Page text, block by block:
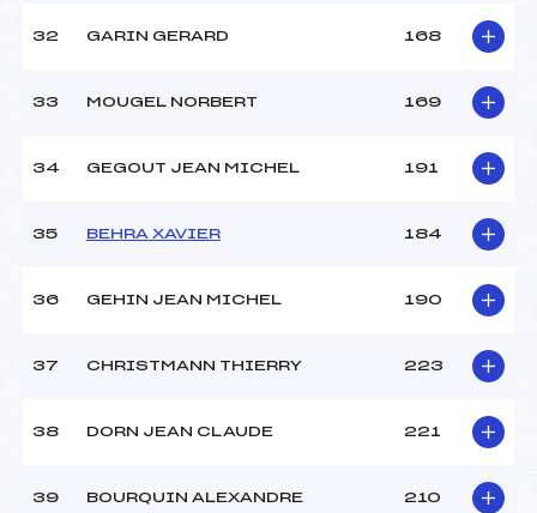
32 GARIN GERARD 168
33 MOUGEL NORBERT 169
34 GEGOUT JEAN MICHEL 191
35 BEHRA XAVIER 184
36 GEHIN JEAN MICHEL 190
37 CHRISTMANN THIERRY 223
38 DORN JEAN CLAUDE 221
39 BOURQUIN ALEXANDRE 210